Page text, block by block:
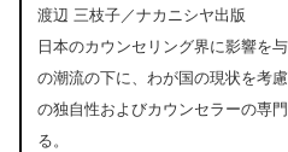
渡辺 三枝子／ナカニシヤ出版
日本のカウンセリング界に影響を
の潮流の下に、わが国の現状を考
の独自性およびカウンセラーの専
る。